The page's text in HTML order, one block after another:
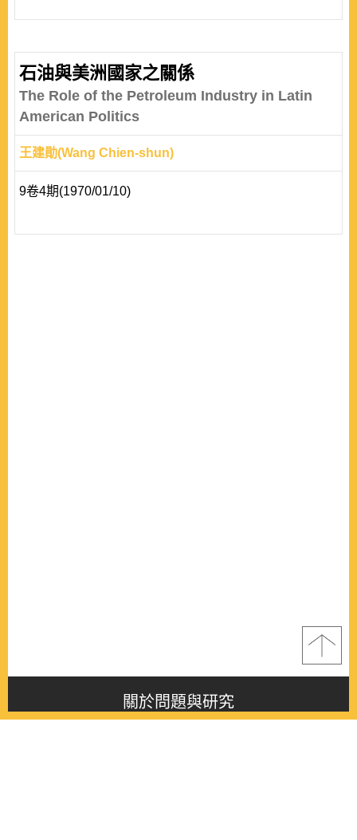
石油與美洲國家之關係
The Role of the Petroleum Industry in Latin
American Politics
王建勛(Wang Chien-shun)
9卷4期(1970/01/10)
關於問題與研究
About this journal